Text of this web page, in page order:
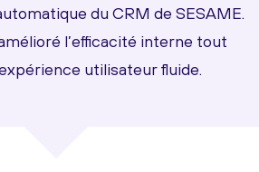
du CRM de SESAME.
l’efficacité interne tout
utilisateur fluide.